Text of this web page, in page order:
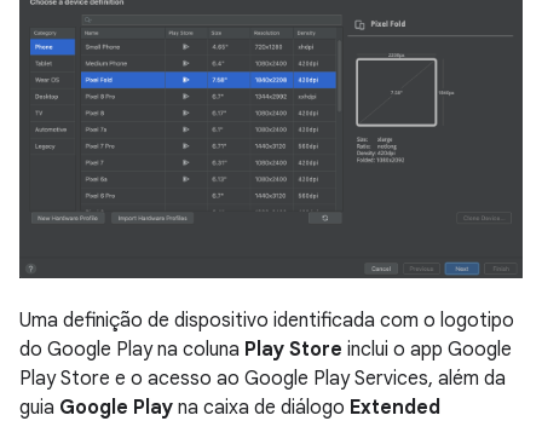
Uma definição de dispositivo identificada com o logotipo
do Google Play na coluna Play Store inclui o app Google
Play Store e o acesso ao Google Play Services, além da
guia Google Play na caixa de diálogo Extended